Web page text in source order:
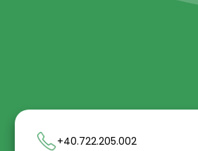
+40.722.205.002